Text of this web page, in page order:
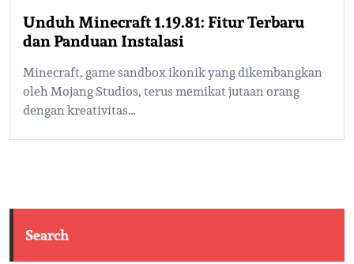
Unduh Minecraft 1.19.81: Fitur Terbaru
dan Panduan Instalasi
Minecraft, game sandbox ikonik yang dikembangkan
oleh Mojang Studios, terus memikat jutaan orang
dengan kreativitas…
Search